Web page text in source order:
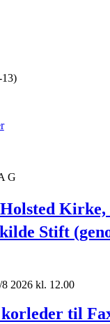
Kirke,
Stift
2026 kl. 12.00
til